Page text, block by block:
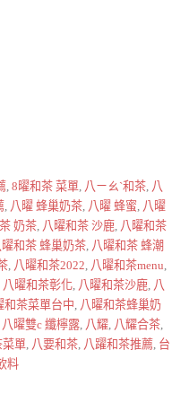
, 8曜和茶 菜單, 八ㄧㄠˋ和茶, 八
, 八曜 蜂巢奶茶, 八曜 蜂蜜, 八曜
奶茶, 八曜和茶 沙鹿, 八曜和茶
曜和茶 蜂巢奶茶, 八曜和茶 蜂潮
, 八曜和茶2022, 八曜和茶menu,
八曜和茶彰化, 八曜和茶沙鹿, 八
和茶菜單台中, 八曜和茶蜂巢奶
八曜雙c 纖檸露, 八耀, 八耀合茶,
菜單, 八要和茶, 八躍和茶推薦, 台
料